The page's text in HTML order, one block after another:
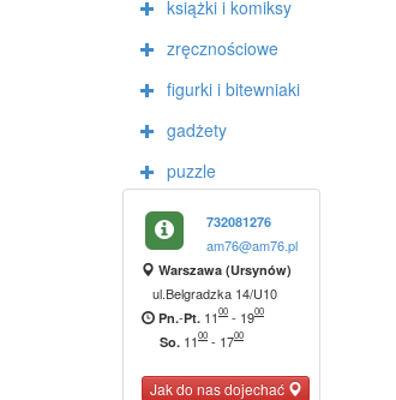
książki i komiksy
zręcznościowe
figurki i bitewniaki
gadżety
puzzle
732081276
am76@am76.pl
Warszawa (Ursynów)
ul.Belgradzka 14/U10
Pn.-Pt. 1100 - 1900
So. 1100 - 1700
Jak do nas dojechać